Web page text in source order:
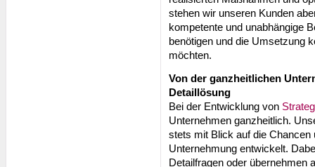
stehen wir unseren Kunden
kompetente und unabhängige
benötigen und die Umsetzung
möchten.
Von der ganzheitlichen
Detaillösung
Bei der Entwicklung von
Unternehmen ganzheitlich.
stets mit Blick auf die
Unternehmung entwickelt.
Detailfragen oder übernehmen